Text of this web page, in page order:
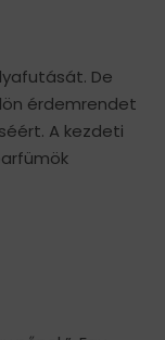
De
érdemrendet
A kezdeti